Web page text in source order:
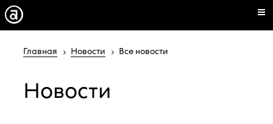
Главная Новости Все новости
Новости